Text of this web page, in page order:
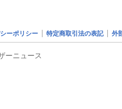
ーポリシー 特定商取引法の表記 外
ーニュース